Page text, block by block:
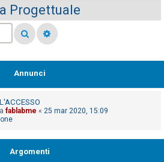
Progettuale
Annunci
fablabme « 25 mar 2020, 15:09
Argomenti